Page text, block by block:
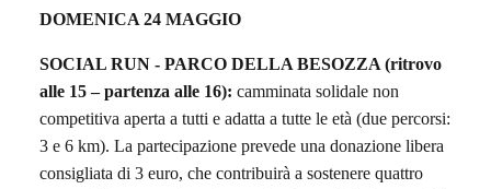
DOMENICA 24 MAGGIO
SOCIAL RUN - PARCO DELLA BESOZZA (ritrovo
alle 15 – partenza alle 16): camminata solidale non
competitiva aperta a tutti e adatta a tutte le età (due percorsi:
3 e 6 km). La partecipazione prevede una donazione libera
consigliata di 3 euro, che contribuirà a sostenere quattro